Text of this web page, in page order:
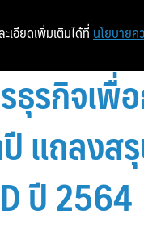
ธุรกิจเพื่
แถลงส
ปี 2564
เอียดเพิ่มเติมได้ที่ นโยบายค